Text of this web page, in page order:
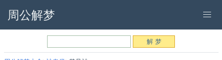
周公解梦